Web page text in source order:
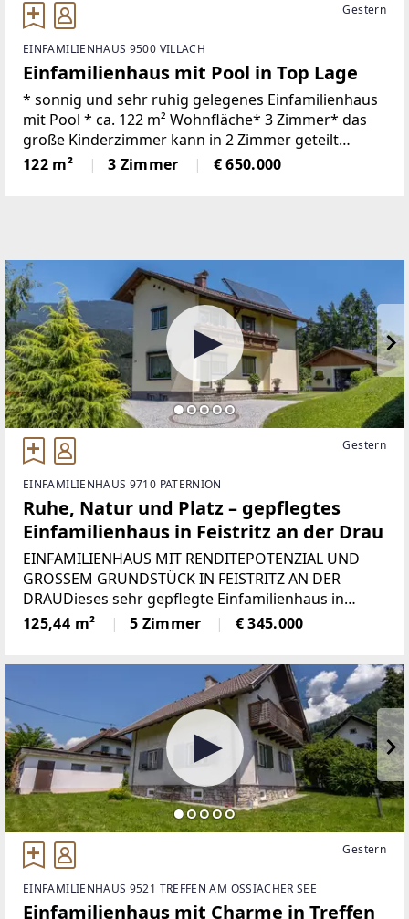
Gestern
EINFAMILIENHAUS 9500 VILLACH
Einfamilienhaus mit Pool in Top Lage
* sonnig und sehr ruhig gelegenes Einfamilienhaus
mit Pool * ca. 122 m² Wohnfläche* 3 Zimmer* das
große Kinderzimmer kann in 2 Zimmer geteilt
werden, dies wurde bereits beim Bau
berücksichtigt* großer offener Wohn- Essbereich
122 m² 3 Zimmer € 650.000
Gestern
EINFAMILIENHAUS 9710 PATERNION
Ruhe, Natur und Platz – gepflegtes
Einfamilienhaus in Feistritz an der Drau
EINFAMILIENHAUS MIT RENDITEPOTENZIAL UND
GROSSEM GRUNDSTÜCK IN FEISTRITZ AN DER
DRAUDieses sehr gepflegte Einfamilienhaus in
Feistritz an der Drau bietet eine attraktive
Kombination aus großzügigem Wohnen, solider
125,44 m² 5 Zimmer € 345.000
Gestern
EINFAMILIENHAUS 9521 TREFFEN AM OSSIACHER SEE
Einfamilienhaus mit Charme in Treffen